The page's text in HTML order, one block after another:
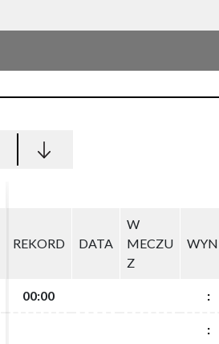
REKORD DATA
W
MECZU
Z
00:00 :
:
REKORD DATA
W
MECZU
Z
00:00 :
: